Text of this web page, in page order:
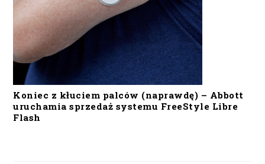
Koniec z kłuciem palców (naprawdę) – Abbott
uruchamia sprzedaż systemu FreeStyle Libre
Flash